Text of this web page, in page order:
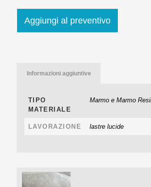
Aggiungi al preventivo
Informazioni aggiuntive
TIPO
MATERIALE
Marmo e Marmo
LAVORAZIONE lastre lucide